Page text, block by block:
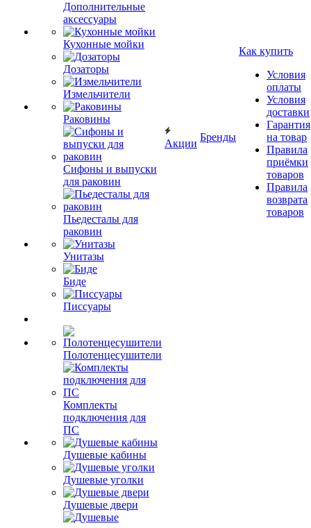
Дополнительные
аксессуары
Кухонные мойки
Дозаторы
Измельчители
Раковины
Сифоны и выпуски
для раковин
Пьедесталы для
раковин
Унитазы
Биде
Писсуары
Полотенцесушители
Комплекты
подключения для
ПС
Душевые кабины
Душевые уголки
Душевые двери
Акции
Бренды
Как купить
Условия
оплаты
Условия
доставки
Гарантия
на товар
Правила
приёмки
товаров
Правила
возврата
товаров